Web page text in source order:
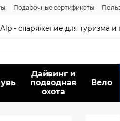
Подарочные сертификаты
- снаряжение для туризма и
Дайвинг и
подводная
охота
Вело